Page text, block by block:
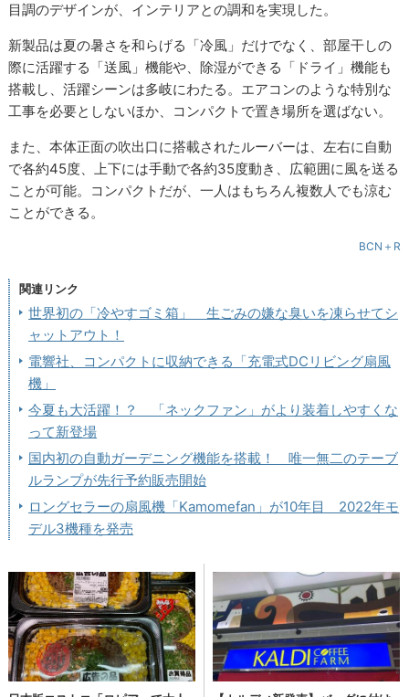
目調のデザインが、インテリアとの調和を実現した。
新製品は夏の暑さを和らげる「冷風」だけでなく、部屋干しの
際に活躍する「送風」機能や、除湿ができる「ドライ」機能も
搭載し、活躍シーンは多岐にわたる。エアコンのような特別な
工事を必要としないほか、コンパクトで置き場所を選ばない。
また、本体正面の吹出口に搭載されたルーバーは、左右に自動
で各約45度、上下には手動で各約35度動き、広範囲に風を送る
ことが可能。コンパクトだが、一人はもちろん複数人でも涼む
ことができる。
BCN＋R
関連リンク
世界初の「冷やすゴミ箱」 生ごみの嫌な臭いを凍らせてシ
ャットアウト！
電響社、コンパクトに収納できる「充電式DCリビング扇風
機」
今夏も大活躍！？ 「ネックファン」がより装着しやすくな
って新登場
国内初の自動ガーデニング機能を搭載！ 唯一無二のテーブ
ルランプが先行予約販売開始
ロングセラーの扇風機「Kamomefan」が10年目 2022年モ
デル3機種を発売